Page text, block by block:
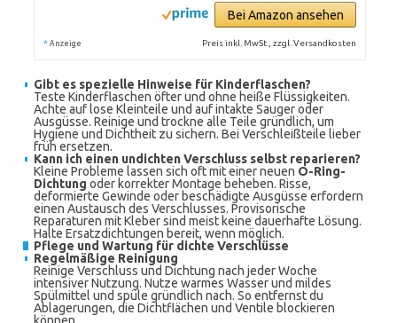
Bei Amazon ansehen
* Anzeige Preis inkl. MwSt., zzgl. Versandkosten
Gibt es spezielle Hinweise für Kinderflaschen?
Teste Kinderflaschen öfter und ohne heiße Flüssigkeiten.
Achte auf lose Kleinteile und auf intakte Sauger oder
Ausgüsse. Reinige und trockne alle Teile gründlich, um
Hygiene und Dichtheit zu sichern. Bei Verschleißteile lieber
früh ersetzen.
Kann ich einen undichten Verschluss selbst reparieren?
Kleine Probleme lassen sich oft mit einer neuen O-Ring-
Dichtung oder korrekter Montage beheben. Risse,
deformierte Gewinde oder beschädigte Ausgüsse erfordern
einen Austausch des Verschlusses. Provisorische
Reparaturen mit Kleber sind meist keine dauerhafte Lösung.
Halte Ersatzdichtungen bereit, wenn möglich.
Pflege und Wartung für dichte Verschlüsse
Regelmäßige Reinigung
Reinige Verschluss und Dichtung nach jeder Woche
intensiver Nutzung. Nutze warmes Wasser und mildes
Spülmittel und spüle gründlich nach. So entfernst du
Ablagerungen, die Dichtflächen und Ventile blockieren